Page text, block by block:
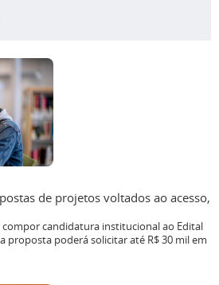
de projetos voltados ao acesso,
compor candidatura institucional ao Edital
proposta poderá solicitar até R$ 30 mil em